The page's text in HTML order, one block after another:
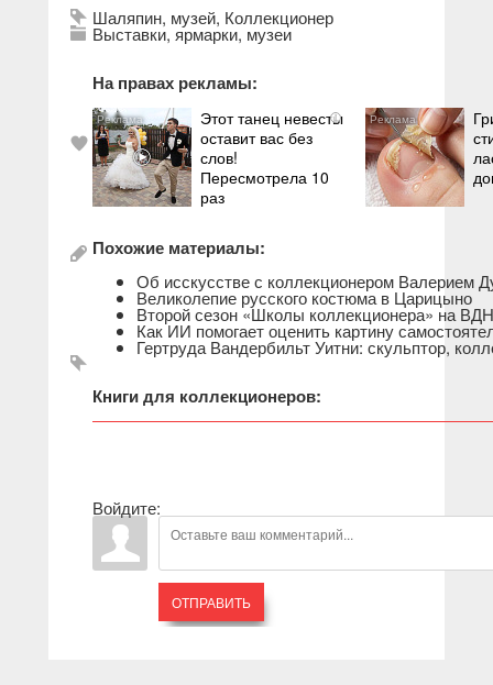
Шаляпин, музей, Коллекционер
Выставки, ярмарки, музеи
На правах рекламы:
i
Этот танец невесты
оставит вас без
слов!
Пересмотрела 10
раз
Похожие материалы:
Об исскусстве с коллекционером Валерием
Великолепие русского костюма в Царицыно
Второй сезон «Школы коллекционера» на
Как ИИ помогает оценить картину
Гертруда Вандербильт Уитни: скульптор,
Книги для коллекционеров:
Войдите:
ОТПРАВИТЬ